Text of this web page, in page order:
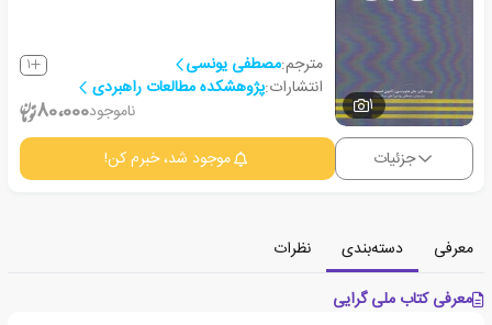
1
مترجم:مصطفی یونسی 1
انتشارات:پژوهشکده مطالعات راهبردی
ناموجود80،000
جزئیات موجود شد، خبرم کن!
معرفی دسته‌بندی
نظرات
معرفی کتاب ملی گرایی